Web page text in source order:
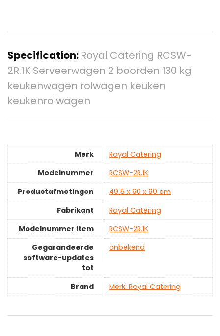
Specification: Royal Catering RCSW-
2R.1K Serveerwagen 2 boorden 130 kg
keukenwagen rolwagen keuken
keukenrolwagen
Merk
‎Royal Catering
Modelnummer
‎RCSW-2R.1K
Productafmetingen
‎49.5 x 90 x 90 cm
Fabrikant
‎Royal Catering
Modelnummer item
‎RCSW-2R.1K
Gegarandeerde
software-updates
tot
‎onbekend
Brand Merk: Royal Catering